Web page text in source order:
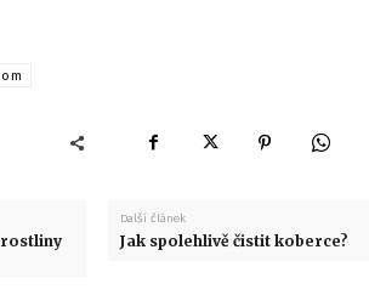
rostliny
Další článek
Jak spolehlivě čistit koberce?